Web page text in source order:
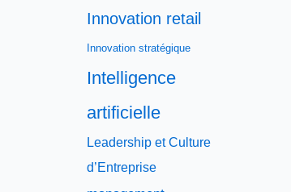
Innovation retail
Innovation stratégique
Intelligence
artificielle
Leadership et Culture
d’Entreprise